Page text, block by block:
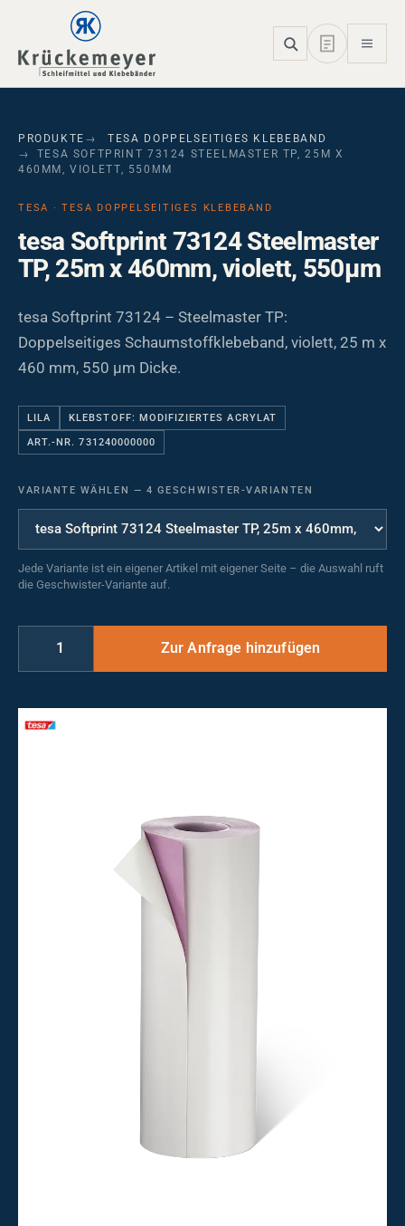
Skip to main navigation
Skip to main content
Skip to page footer
PRODUKTE
TESA DOPPELSEITIGES KLEBEBAND
TESA SOFTPRINT 73124 STEELMASTER TP, 25M X
460MM, VIOLETT, 550ΜM
TESA · TESA DOPPELSEITIGES KLEBEBAND
tesa Softprint 73124 Steelmaster
TP, 25m x 460mm, violett, 550µm
tesa Softprint 73124 – Steelmaster TP:
Doppelseitiges Schaumstoffklebeband, violett, 25 m x
460 mm, 550 µm Dicke.
LILA KLEBSTOFF: MODIFIZIERTES ACRYLAT
ART.-NR. 731240000000
VARIANTE WÄHLEN — 4 GESCHWISTER-VARIANTEN
Jede Variante ist ein eigener Artikel mit eigener Seite – die Auswahl ruft
die Geschwister-Variante auf.